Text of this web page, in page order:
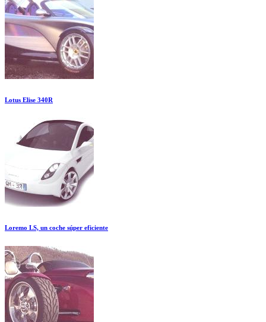
Lotus Elise 340R
Loremo LS, un coche súper eficiente